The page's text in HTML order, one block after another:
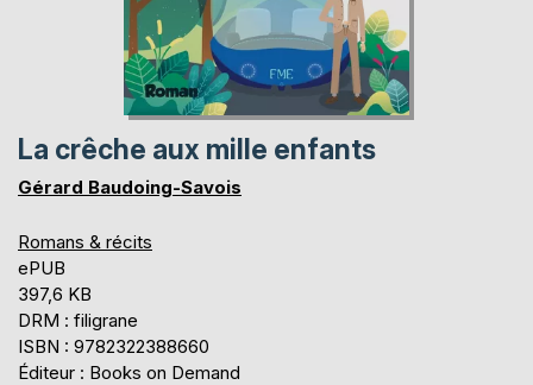
La crêche aux mille enfants
Gérard Baudoing-Savois
Romans & récits
ePUB
397,6 KB
DRM : filigrane
ISBN : 9782322388660
Éditeur : Books on Demand